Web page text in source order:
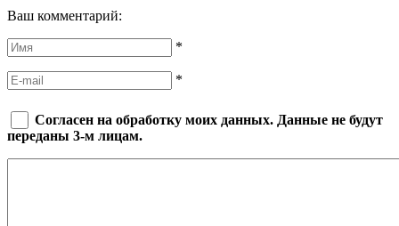
Ваш комментарий:
*
*
Согласен на обработку моих данных. Данные не будут
переданы 3-м лицам.